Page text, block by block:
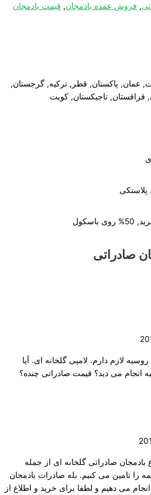
, فروش عمده بادمجان, قیمت بادمجان
عمان, پاکستان, قطر, ترکیه, گرجستان,
قزاقستان, تاجیکستان, کویت
پلاستکی
صادراتی
لازم دارم. لامپی گلخانه ای. آیا
انجام می دید؟ قیمت صادراتی چنده؟
بادمجان صادراتی گلخانه ای از جمله
را تامین می کنیم. بله صادرات بادمجان
می دهیم و لطفا برای خرید و اطلاع از